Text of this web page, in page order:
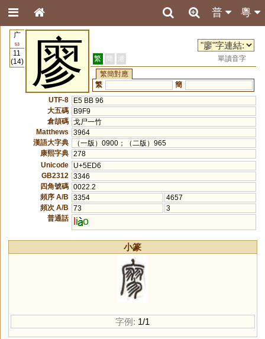
粵
普
广
53
11
(14)
廖 繁 簡 港
單讀音字
繁簡對應
繁
簡
UTF-8
E5 BB 96
大五碼
B9F9
倉頡碼 戈尸一竹
Matthews
3964
漢語大字典
（一版）0900；（二版）965
康熙字典 278
Unicode
U+5ED6
GB2312
3346
四角號碼 0022.2
頻序 A/B
3354
4657
頻次 A/B
73
3
普通話
li o
小篆
字例: 1/1